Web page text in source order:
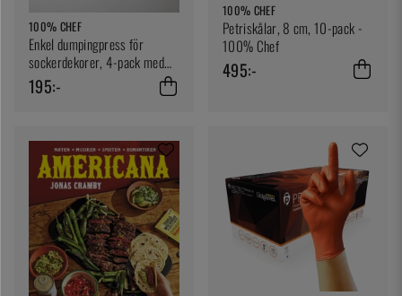
100% CHEF
Enkel dumpingpress för
sockerdekorer, 4-pack med
olika storlekar - 100% Chef
195:-
100% CHEF
Petriskålar, 8 cm, 10-pack -
100% Chef
495:-